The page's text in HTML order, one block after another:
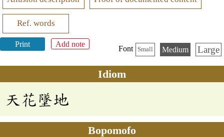
Ref. words
Print Add note
Font Small Medium Large
Idiom
天花墜地
Bopomofo